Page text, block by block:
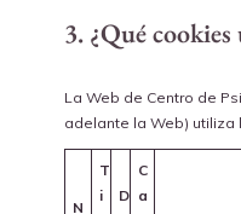
3. ¿Qué
La Web de Centro de
adelante la Web) utiliza
N
T
i
D
C
a